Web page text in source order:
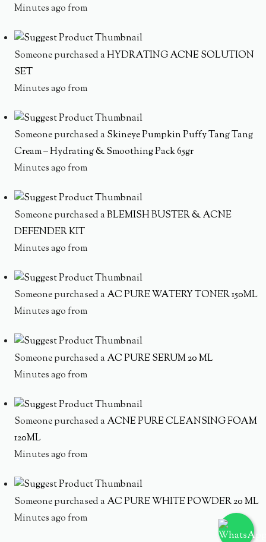
Minutes ago from
Someone purchased aHYDRATING ACNE SOLUTION
SET
Minutes ago from
Someone purchased a Skineye Pumpkin Puffy Tang Tang
Cream – Hydrating & Smoothing Pack 65gr
Minutes ago from
Someone purchased aBLEMISH BUSTER & ACNE
DEFENDER KIT
Minutes ago from
Someone purchased a AC PURE WATERY TONER 150ML
Minutes ago from
Someone purchased a AC PURE SERUM 20 ML
Minutes ago from
Someone purchased a ACNE PURE CLEANSING FOAM
120ML
Minutes ago from
Someone purchased a AC PURE WHITE POWDER 20 ML
Minutes ago from